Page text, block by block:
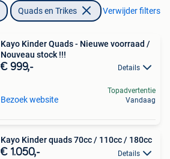
Quads en Trikes Verwijder filters
Kayo Kinder Quads - Nieuwe voorraad /
Nouveau stock !!!
€ 999,- Details
Bezoek website
Topadvertentie
Vandaag
Kayo Kinder quads 70cc / 110cc / 180cc
€ 1.050,- Details